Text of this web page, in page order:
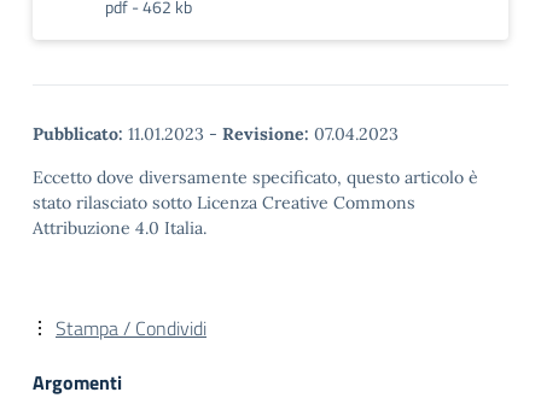
pdf - 462 kb
Pubblicato: 11.01.2023 - Revisione: 07.04.2023
Eccetto dove diversamente specificato, questo articolo è
stato rilasciato sotto Licenza Creative Commons
Attribuzione 4.0 Italia.
Stampa / Condividi
Argomenti